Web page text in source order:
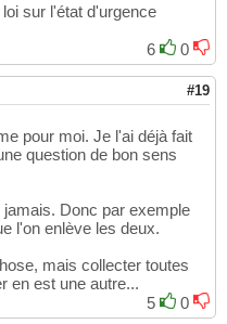
sur l'état d'urgence
6
0
#19
pour moi. Je l'ai déjà fait
question de bon sens
Donc par exemple
l'on enlève les deux.
mais collecter toutes
en est une autre...
5
0